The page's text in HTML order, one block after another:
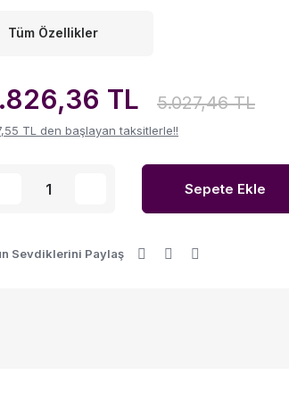
Tüm Özellikler
TL 5.027,46 TL
TL den başlayan taksitlerle!!
Sepete Ekle
Sevdiklerini Paylaş